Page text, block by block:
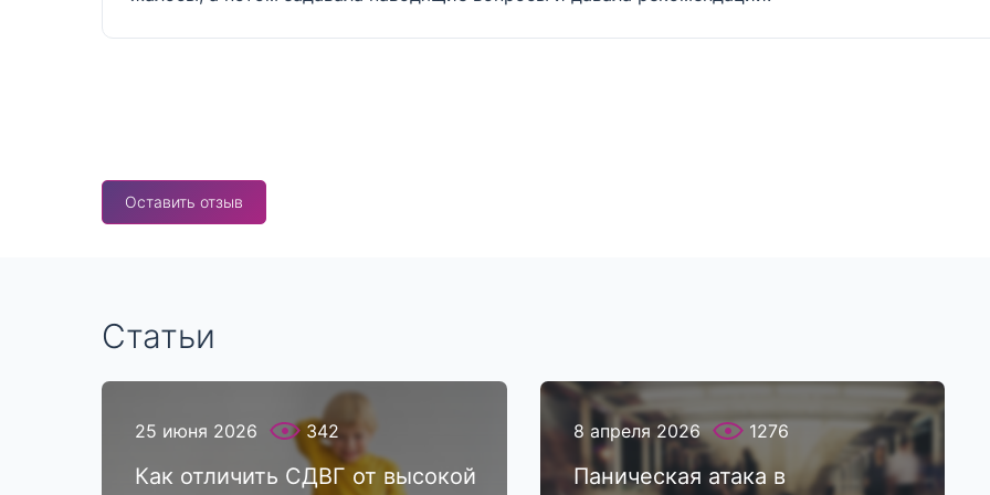
Оставить отзыв
Статьи
25 июня 2026 342
Как отличить СДВГ от высокой
8 апреля 2026 1276
Паническая атака в